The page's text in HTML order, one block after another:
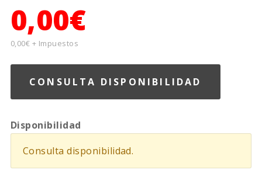
0,00€
0,00€ + Impuestos
CONSULTA DISPONIBILIDAD
Disponibilidad
Consulta disponibilidad.